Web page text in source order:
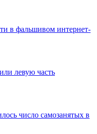
в фальшивом интернет-
левую часть
число самозанятых в